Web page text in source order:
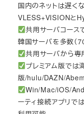
国内のネットは遅く
VLESS+VISIONと
共用サーバコー
韓国サーバを多数（
共用サーバから専
プレミアム版で
版/hulu/DAZN/
Win/Mac/iOS/
ーティ接続アプリ